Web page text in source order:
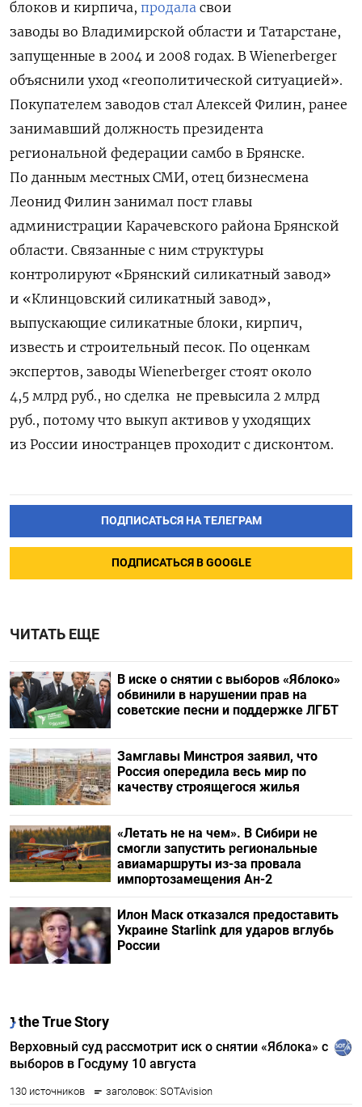
блоков и кирпича, продала свои
заводы во Владимирской области и Татарстане,
запущенные в 2004 и 2008 годах. В Wienerberger
объяснили уход «геополитической ситуацией».
Покупателем заводов стал Алексей Филин, ранее
занимавший должность президента
региональной федерации самбо в Брянске.
По данным местных СМИ, отец бизнесмена
Леонид Филин занимал пост главы
администрации Карачевского района Брянской
области. Связанные с ним структуры
контролируют «Брянский силикатный завод»
и «Клинцовский силикатный завод»,
выпускающие силикатные блоки, кирпич,
известь и строительный песок. По оценкам
экспертов, заводы Wienerberger стоят около
4,5 млрд руб., но сделка не превысила 2 млрд
руб., потому что выкуп активов у уходящих
из России иностранцев проходит с дисконтом.
ПОДПИСАТЬСЯ НА ТЕЛЕГРАМ
ПОДПИСАТЬСЯ В GOOGLE
ЧИТАТЬ ЕЩЕ
В иске о снятии с выборов «Яблоко»
обвинили в нарушении прав на
советские песни и поддержке ЛГБТ
Замглавы Минстроя заявил, что
Россия опередила весь мир по
качеству строящегося жилья
«Летать не на чем». В Сибири не
смогли запустить региональные
авиамаршруты из-за провала
импортозамещения Ан-2
Илон Маск отказался предоставить
Украине Starlink для ударов вглубь
России